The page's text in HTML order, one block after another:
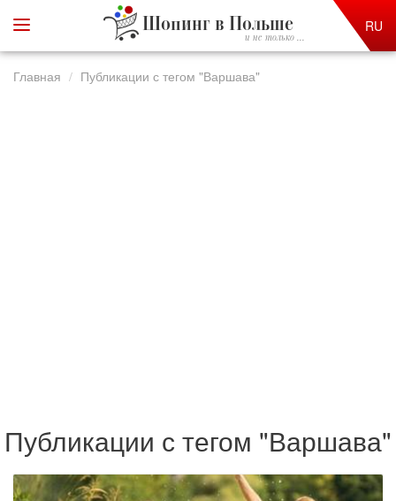
Шопинг в Польше
и не только ...
RU
Главная Публикации с тегом "Варшава"
Публикации с тегом "Варшава"